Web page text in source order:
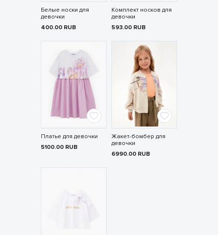
Белые носки для
девочки
400.00 RUB
Комплект носков для
девочки
593.00 RUB
Платье для девочки
5100.00 RUB
Жакет-бомбер для
девочки
6990.00 RUB